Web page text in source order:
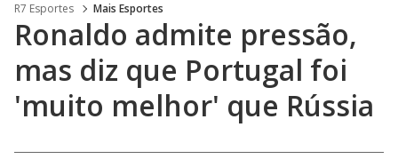
R7 Esportes Mais Esportes
Ronaldo admite pressão,
mas diz que Portugal foi
'muito melhor' que Rússia